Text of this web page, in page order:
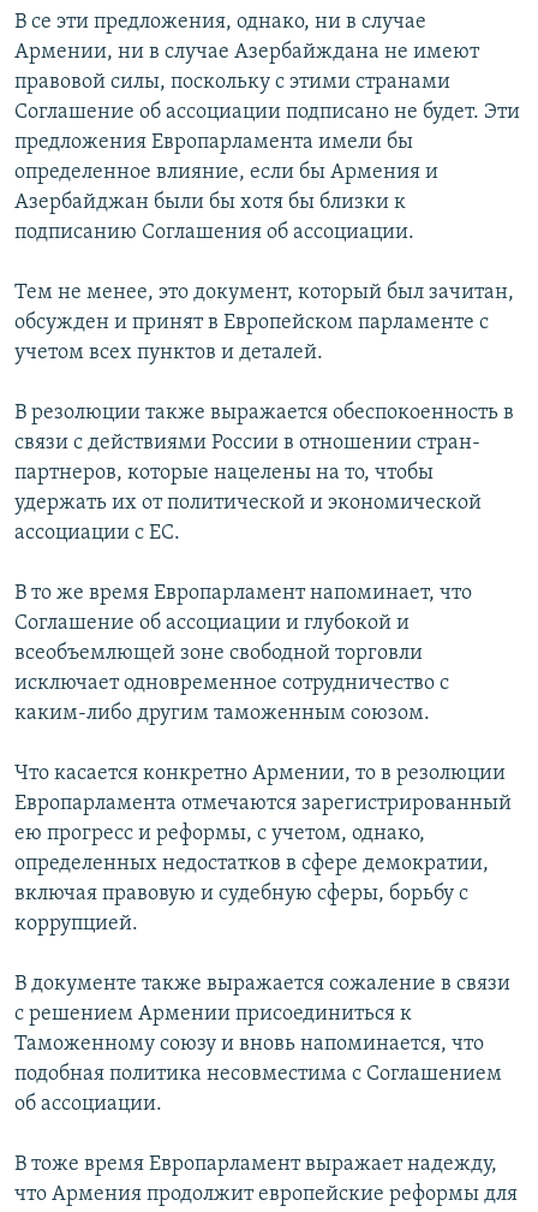
В се эти предложения, однако, ни в случае
Армении, ни в случае Азербайждана не имеют
правовой силы, поскольку с этими странами
Соглашение об ассоциации подписано не будет. Эти
предложения Европарламента имели бы
определенное влияние, если бы Армения и
Азербайджан были бы хотя бы близки к
подписанию Соглашения об ассоциации.
Тем не менее, это документ, который был зачитан,
обсужден и принят в Европейском парламенте с
учетом всех пунктов и деталей.
В резолюции также выражается обеспокоенность в
связи с действиями России в отношении стран-
партнеров, которые нацелены на то, чтобы
удержать их от политической и экономической
ассоциации с ЕС.
В то же время Европарламент напоминает, что
Соглашение об ассоциации и глубокой и
всеобъемлющей зоне свободной торговли
исключает одновременное сотрудничество с
каким-либо другим таможенным союзом.
Что касается конкретно Армении, то в резолюции
Европарламента отмечаются зарегистрированный
ею прогресс и реформы, с учетом, однако,
определенных недостатков в сфере демократии,
включая правовую и судебную сферы, борьбу с
коррупцией.
В документе также выражается сожаление в связи
с решением Армении присоединиться к
Таможенному союзу и вновь напоминается, что
подобная политика несовместима с Соглашением
об ассоциации.
В тоже время Европарламент выражает надежду,
что Армения продолжит европейские реформы для